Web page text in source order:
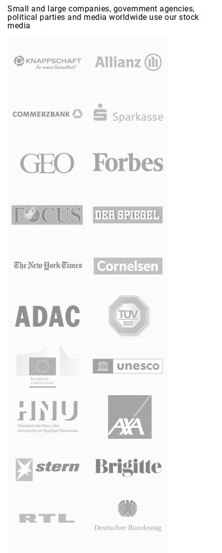
Small and large companies, government agencies,
political parties and media worldwide use our stock
media